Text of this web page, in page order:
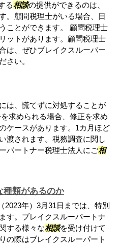
る相談の提供ができるのは、
。顧問税理士がいる場合、日
ことができます。 顧問税理士
ットがあります。顧問税理士
は、ぜひブレイクスルーパー
さい。
は、慌てずに対処することが
求められる場合、修正を求め
ケースがあります。1カ月ほど
渡されます。税務調査に関し
パートナー税理士法人にご相
種類があるのか
2023年）3月31日までは、特別
す。ブレイクスルーパートナ
する様々な相談を受け付けて
の際はブレイクスルーパート